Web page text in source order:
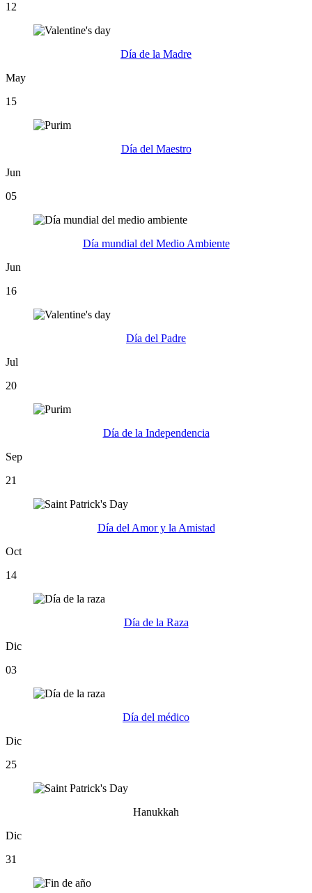
12
Día de la Madre
May
15
Día del Maestro
Jun
05
Día mundial del Medio Ambiente
Jun
16
Día del Padre
Jul
20
Día de la Independencia
Sep
21
Día del Amor y la Amistad
Oct
14
Día de la Raza
Dic
03
Día del médico
Dic
25
Hanukkah
Dic
31